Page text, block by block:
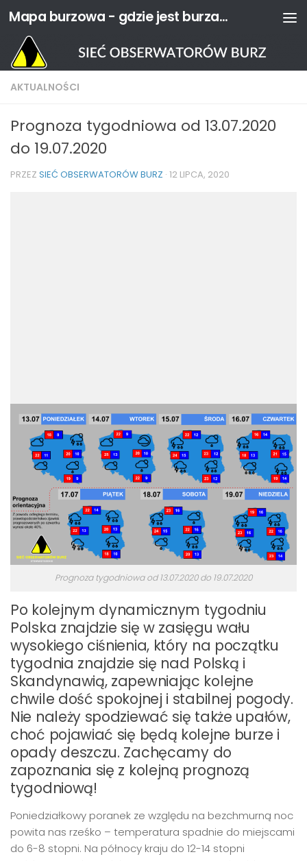
Przejdź do treści Mapa burzowa - gdzie jest burza? | Sieć Obserwatorów Burz
AKTUALNOŚCI
Prognoza tygodniowa od 13.07.2020
do 19.07.2020
PRZEZ SIEĆ OBSERWATORÓW BURZ · 12 LIPCA, 2020
Prognoza tygodniowa od 13.07.2020 do 19.07.2020
Po kolejnym dynamicznym tygodniu
Polska znajdzie się w zasięgu wału
wysokiego ciśnienia, który na początku
tygodnia znajdzie się nad Polską i
Skandynawią, zapewniając kolejne
chwile dość spokojnej i stabilnej pogody.
Nie należy spodziewać się także upałów,
choć pojawiać się będą kolejne burze i
opady deszczu. Zachęcamy do
zapoznania się z kolejną prognozą
tygodniową!
Poniedziałkowy poranek ze względu na bezchmurną noc
powita nas rześko – temperatura spadnie do miejscami
do 6-8 stopni. Na północy kraju do 12-14 stopni